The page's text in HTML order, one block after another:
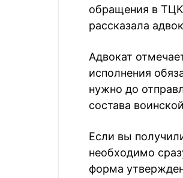
обращения в
рассказала
Адвокат
исполнения
нужно до
состава
Если вы
необходимо
форма